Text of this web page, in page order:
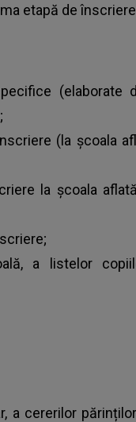
etapă de
(elaborate
(la şcoala
la școala
a listelor
a cererilor